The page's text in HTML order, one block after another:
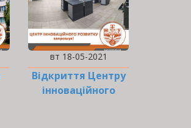
вт 18-05-2021
Відкриття Центру
інноваційного